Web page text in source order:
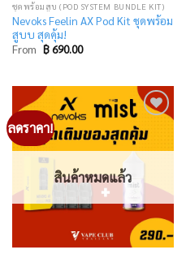
ชุดพร้อมสูบ (POD SYSTEM BUNDLE KIT)
Nevoks Feelin AX Pod Kit ชุดพร้อม
สูบบ สุดคุ้ม!
From ฿690.00
ลดราคา!
to
wishlist
สินค้าหมดแล้ว